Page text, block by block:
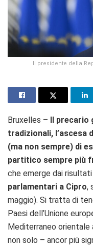
Il presidente della
Bruxelles –
Il
tradizionali, l’ascesa
(ma non sempre) di
partitico sempre più
che emerge dai
parlamentari a Cipro,
maggio). Si tratta di
Paesi dell’Unione
Mediterraneo orientale
non solo – ancor più